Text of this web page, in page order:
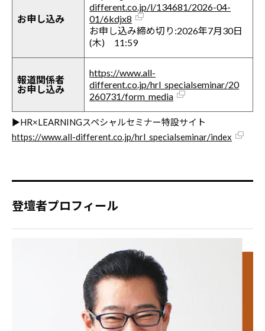
お申し込み
different.co.jp/l/134681/2026-04-
01/6kdjx8
お申し込み締め切り:2026年7月30日
(木) 11:59
報道関係者
お申し込み
https://www.all-
different.co.jp/hrl_specialseminar/20
260731/form_media
▶HR×LEARNINGスペシャルセミナー特設サイト
https://www.all-different.co.jp/hrl_specialseminar/index
登壇者プロフィール